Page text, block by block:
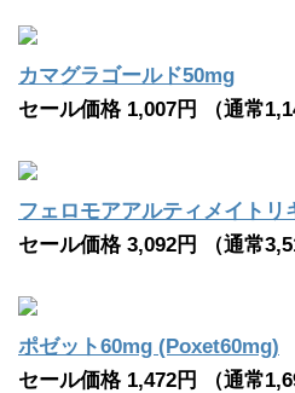
カマグラゴールド50mg
セール価格 1,007円 （通常
フェロモアアルティメイト
セール価格 3,092円 （通常
ポゼット60mg (Poxet60mg)
セール価格 1,472円 （通常